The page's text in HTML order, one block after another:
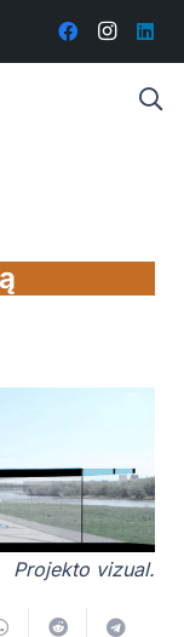
Projekto vizual.